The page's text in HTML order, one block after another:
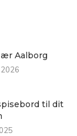
Aalborg
til dit